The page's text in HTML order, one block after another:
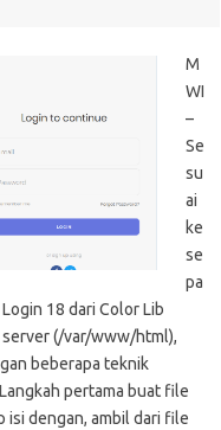
M
WI
–
Se
su
ai
ke
se
pa
18 dari Color Lib
(/var/www/html),
beberapa teknik
pertama buat file
isi dengan, ambil dari file